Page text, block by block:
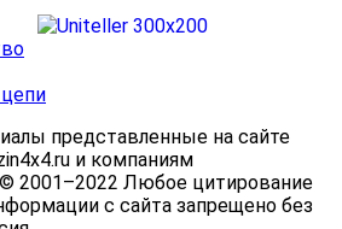
представленные на сайте
и компаниям
2001–2022 Любое цитирование
с сайта запрещено без